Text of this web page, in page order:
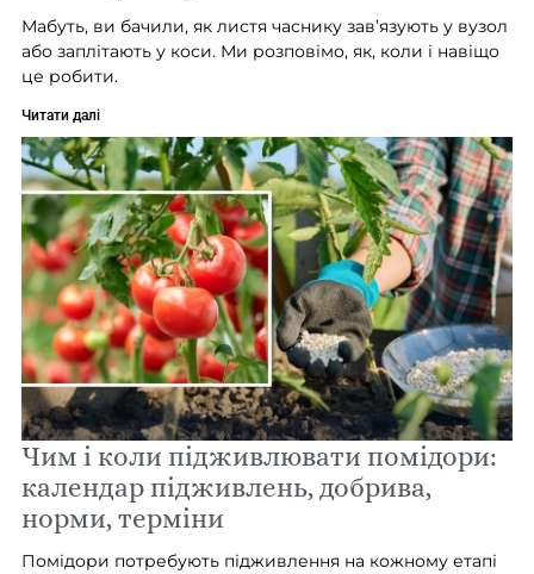
Мабуть, ви бачили, як листя часнику зав’язують у вузол
або заплітають у коси. Ми розповімо, як, коли і навіщо
це робити.
Читати далі
Чим і коли підживлювати помідори:
календар підживлень, добрива,
норми, терміни
Помідори потребують підживлення на кожному етапі